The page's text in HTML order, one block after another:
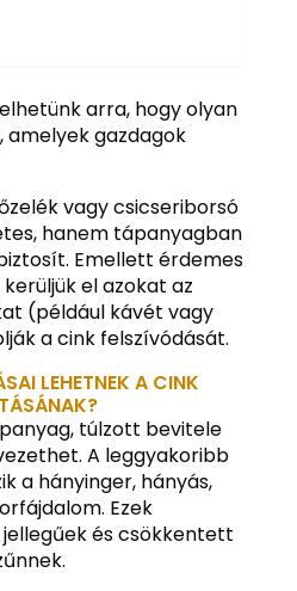
arra, hogy olyan
gazdagok
vagy csicseriborsó
hanem tápanyagban
Emellett érdemes
el azokat az
(például kávét vagy
a cink felszívódását.
LEHETNEK A CINK
túlzott bevitele
A leggyakoribb
a hányinger, hányás,
Ezek
és csökkentett